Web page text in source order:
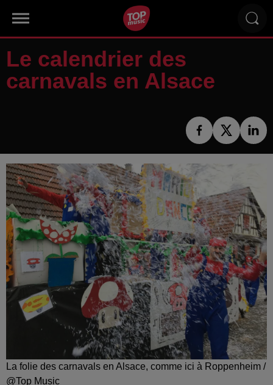
Le calendrier des
carnavals en Alsace
La folie des carnavals en Alsace, comme ici à Roppenheim /
@Top Music